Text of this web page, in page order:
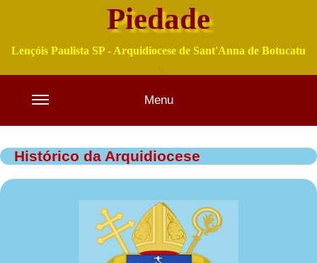
Piedade
Lençóis Paulista SP - Arquidiocese de Sant'Anna de Botucatu
Menu
Histórico da Arquidiocese